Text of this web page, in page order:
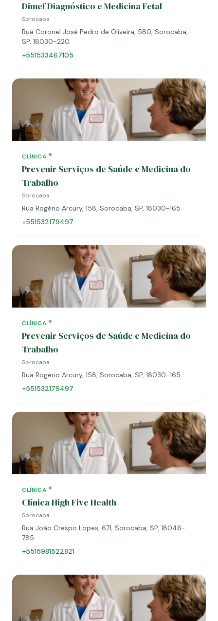
Dimef Diagnóstico e Medicina Fetal
Sorocaba
Rua Coronel José Pedro de Oliveira, 580, Sorocaba,
SP, 18030-220
+551533467105
CLÍNICA
Prevenir Serviços de Saúde e Medicina do
Trabalho
Sorocaba
Rua Rogério Arcury, 158, Sorocaba, SP, 18030-165
+551532179497
CLÍNICA
Prevenir Serviços de Saúde e Medicina do
Trabalho
Sorocaba
Rua Rogério Arcury, 158, Sorocaba, SP, 18030-165
+551532179497
CLÍNICA
Clínica High Five Health
Sorocaba
Rua João Crespo Lopes, 671, Sorocaba, SP, 18046-
785
+5515981522821